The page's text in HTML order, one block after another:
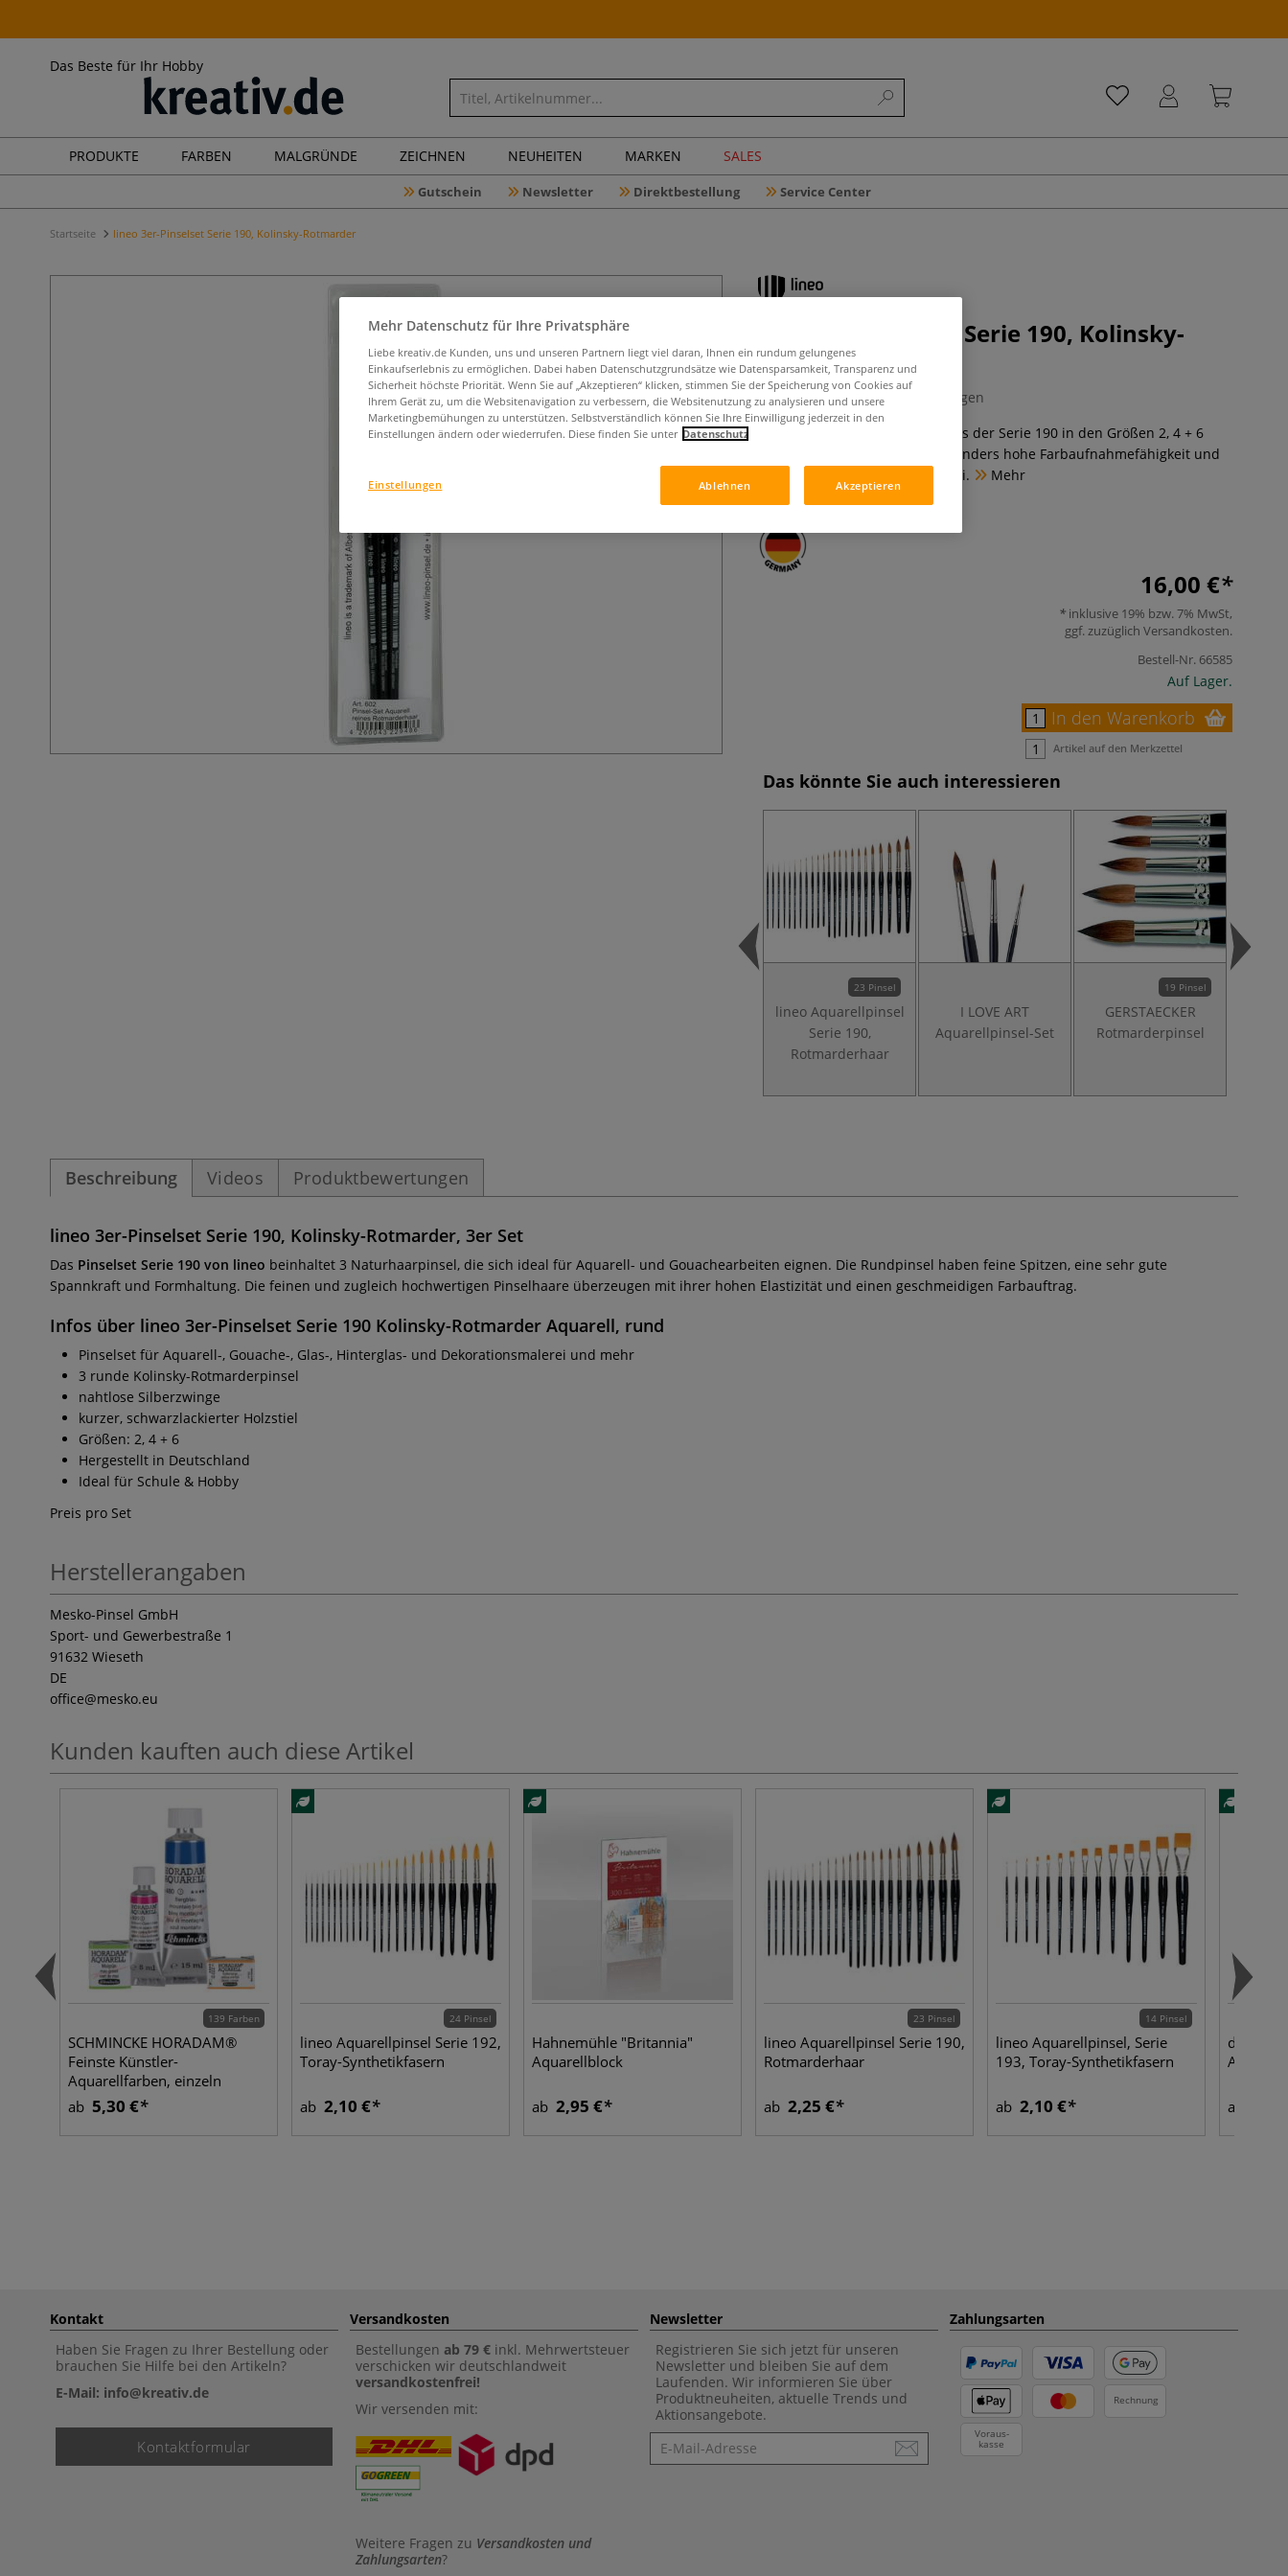
Das Beste für Ihr Hobby
PRODUKTE FARBEN MALGRÜNDE ZEICHNEN NEUHEITEN MARKEN SALES
Gutschein Newsletter Direktbestellung Service Center
Startseite lineo 3er-Pinselset Serie 190, Kolinsky-Rotmarder
lineo 3er-Pinselset Serie 190, Kolinsky-
Rotmarder
0 Bewertungen
Im Set sind 3 Naturhaarpinsel aus der Serie 190 in den Größen 2, 4 + 6
enthalten. Sie besitzen eine besonders hohe Farbaufnahmefähigkeit und
sind ideal für die Aquarellmalerei.
Mehr
16,00 €
inklusive 19% bzw. 7% MwSt,
ggf. zuzüglich Versandkosten.
Bestell-Nr. 66585
Auf Lager.
In den Warenkorb
Artikel auf den Merkzettel
Das könnte Sie auch interessieren
23 Pinsel
lineo Aquarellpinsel
Serie 190,
Rotmarderhaar
I LOVE ART
Aquarellpinsel-Set
19 Pinsel
GERSTAECKER
Rotmarderpinsel
Beschreibung Videos Produktbewertungen
lineo 3er-Pinselset Serie 190, Kolinsky-Rotmarder, 3er Set
Das Pinselset Serie 190 von lineo beinhaltet 3 Naturhaarpinsel, die sich ideal für Aquarell- und Gouachearbeiten eignen. Die Rundpinsel haben feine Spitzen, eine sehr gute
Spannkraft und Formhaltung. Die feinen und zugleich hochwertigen Pinselhaare überzeugen mit ihrer hohen Elastizität und einen geschmeidigen Farbauftrag.
Infos über lineo 3er-Pinselset Serie 190 Kolinsky-Rotmarder Aquarell, rund
Pinselset für Aquarell-, Gouache-, Glas-, Hinterglas- und Dekorationsmalerei und mehr
3 runde Kolinsky-Rotmarderpinsel
nahtlose Silberzwinge
kurzer, schwarzlackierter Holzstiel
Größen: 2, 4 + 6
Hergestellt in Deutschland
Ideal für Schule & Hobby
Preis pro Set
Herstellerangaben
Mesko-Pinsel GmbH
Sport- und Gewerbestraße 1
91632 Wieseth
DE
office@mesko.eu
Kunden kauften auch diese Artikel
139 Farben
SCHMINCKE HORADAM®
Feinste Künstler-
Aquarellfarben, einzeln
ab 5,30 €
24 Pinsel
lineo Aquarellpinsel Serie 192,
Toray-Synthetikfasern
ab 2,10 €
Hahnemühle "Britannia"
Aquarellblock
ab 2,95 €
23 Pinsel
lineo Aquarellpinsel Serie 190,
Rotmarderhaar
ab 2,25 €
14 Pinsel
lineo Aquarellpinsel, Serie
193, Toray-Synthetikfasern
ab 2,10 €
da Vinci
ab
Kontakt
Haben Sie Fragen zu Ihrer Bestellung oder
brauchen Sie Hilfe bei den Artikeln?
E-Mail: info@kreativ.de
Kontaktformular
Versandkosten
Bestellungen ab 79 € inkl. Mehrwertsteuer
verschicken wir deutschlandweit
versandkostenfrei!
Wir versenden mit:
Weitere Fragen zu Versandkosten und
Zahlungsarten?
Newsletter
Registrieren Sie sich jetzt für unseren
Newsletter und bleiben Sie auf dem
Laufenden. Wir informieren Sie über
Produktneuheiten, aktuelle Trends und
Aktionsangebote.
Newsletter
Zahlungsarten
Rechnung
Voraus-
kasse
Mehr Datenschutz für Ihre Privatsphäre
Liebe kreativ.de Kunden, uns und unseren Partnern liegt viel daran, Ihnen ein rundum gelungenes
Einkaufserlebnis zu ermöglichen. Dabei haben Datenschutzgrundsätze wie Datensparsamkeit, Transparenz und
Sicherheit höchste Priorität. Wenn Sie auf „Akzeptieren“ klicken, stimmen Sie der Speicherung von Cookies auf
Ihrem Gerät zu, um die Websitenavigation zu verbessern, die Websitenutzung zu analysieren und unsere
Marketingbemühungen zu unterstützen. Selbstverständlich können Sie Ihre Einwilligung jederzeit in den
Einstellungen ändern oder wiederrufen. Diese finden Sie unter Datenschutz
Ablehnen Akzeptieren
Einstellungen